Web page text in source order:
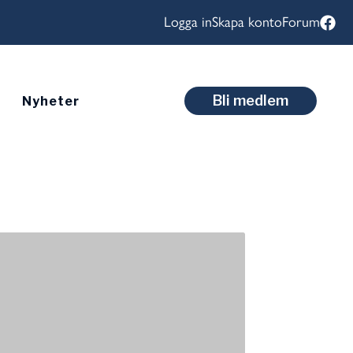
Logga inSkapa kontoForum
Nyheter Bli medlem